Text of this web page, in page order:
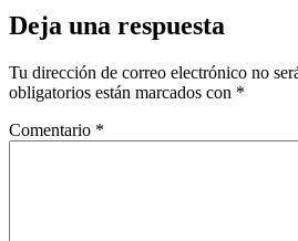
Deja una respuesta
Tu dirección de correo electrónico no
obligatorios están marcados con *
Comentario *